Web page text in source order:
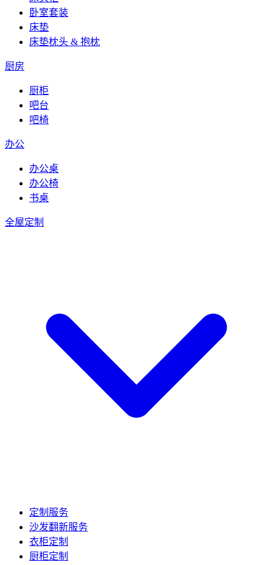
卧室套装
床垫
床垫枕头 & 抱枕
厨房
厨柜
吧台
吧椅
办公
办公桌
办公椅
书桌
全屋定制
定制服务
沙发翻新服务
衣柜定制
厨柜定制